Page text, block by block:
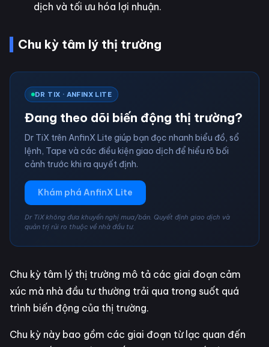
dịch và tối ưu hóa lợi nhuận.
Chu kỳ tâm lý thị trường
DR TIX · ANFINX LITE
Đang theo dõi biến động thị trường?
Dr TiX trên AnfinX Lite giúp bạn đọc nhanh biểu đồ, sổ
lệnh, Tape và các điều kiện giao dịch để hiểu rõ bối
cảnh trước khi ra quyết định.
Khám phá AnfinX Lite
Dr TiX không đưa khuyến nghị mua/bán. Quyết định giao dịch và
quản trị rủi ro thuộc về nhà đầu tư.
Chu kỳ tâm lý thị trường mô tả các giai đoạn cảm
xúc mà nhà đầu tư thường trải qua trong suốt quá
trình biến động của thị trường.
Chu kỳ này bao gồm các giai đoạn từ lạc quan đến